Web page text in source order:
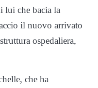
lui che bacia la
il nuovo arrivato
ospedaliera,
che ha